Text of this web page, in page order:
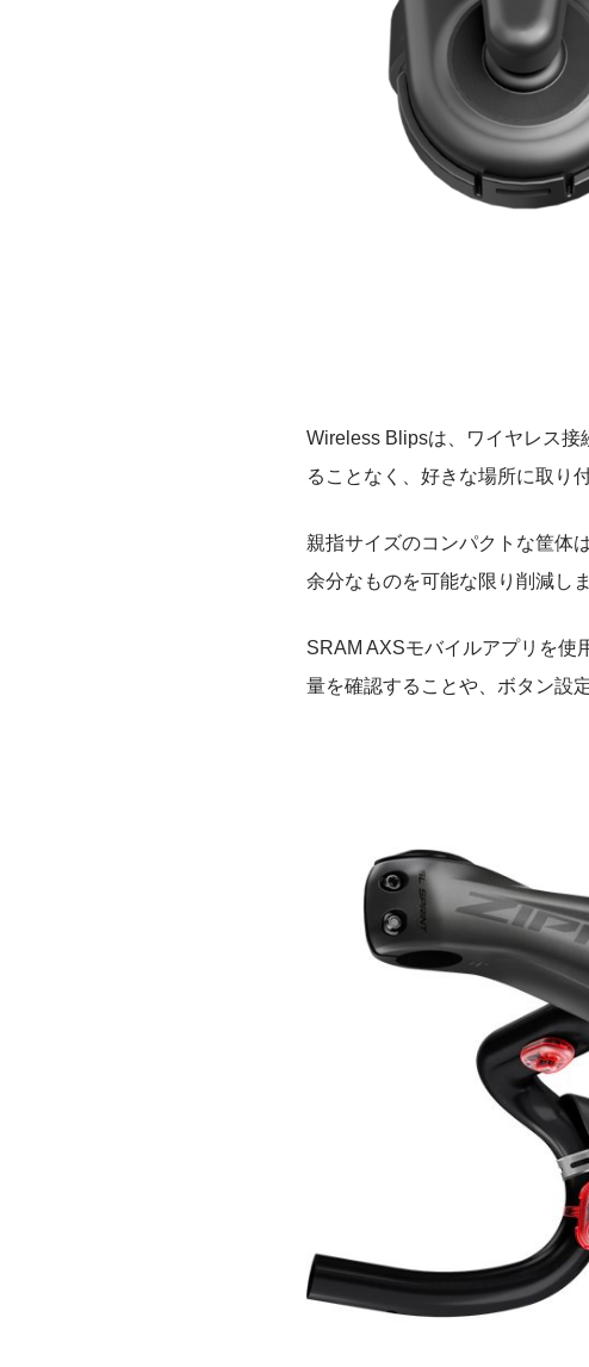
Wireless Blipsは、ワイヤレス接
ることなく、好きな場所に取り
親指サイズのコンパクトな筐体
余分なものを可能な限り削減しま
SRAM AXSモバイルアプリを使
量を確認することや、ボタン設